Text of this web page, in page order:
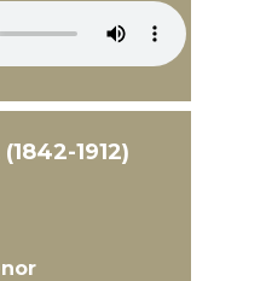
1912)